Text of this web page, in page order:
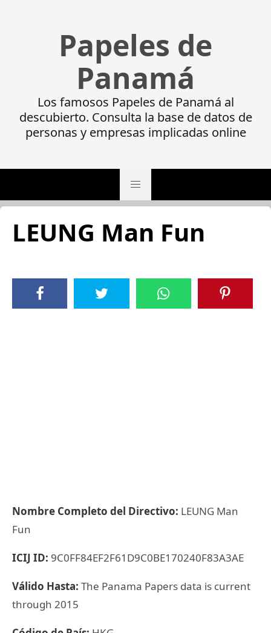
Papeles de
Panamá
Los famosos Papeles de Panamá al
descubierto. Consulta la base de datos de
personas y empresas implicadas online
LEUNG Man Fun
Nombre Completo del Directivo: LEUNG Man
Fun
ICIJ ID: 9C0FF84EF2F61D9C0BE170240F83A3AE
Válido Hasta: The Panama Papers data is current
through 2015